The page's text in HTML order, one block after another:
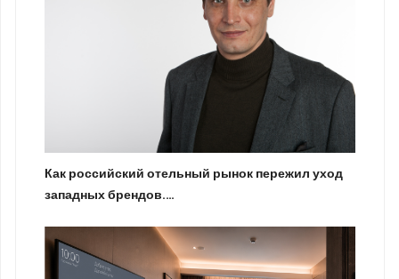
Как российский отельный рынок пережил уход
западных брендов.…